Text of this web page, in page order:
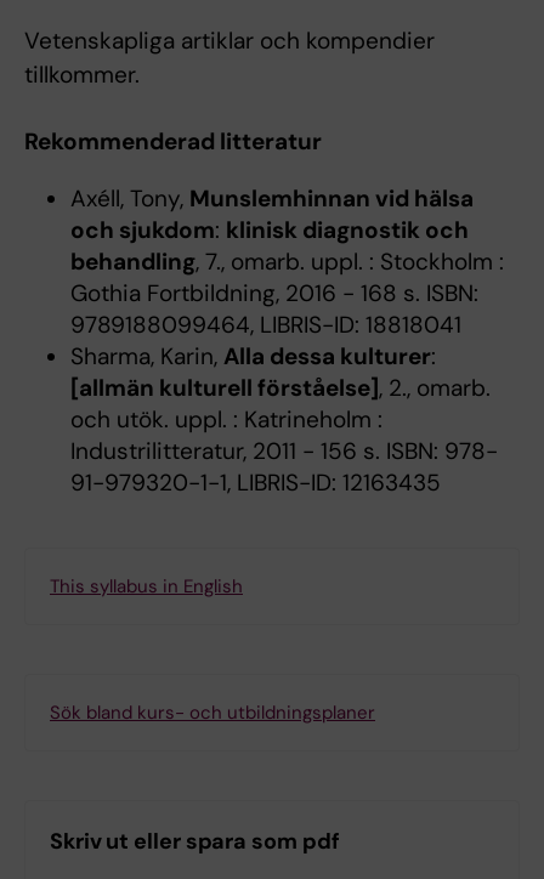
Vetenskapliga artiklar och kompendier
tillkommer.
Rekommenderad litteratur
Axéll, Tony, Munslemhinnan vid hälsa
och sjukdom: klinisk diagnostik och
behandling, 7., omarb. uppl. : Stockholm :
Gothia Fortbildning, 2016 - 168 s. ISBN:
9789188099464, LIBRIS-ID: 18818041
Sharma, Karin, Alla dessa kulturer:
[allmän kulturell förståelse], 2., omarb.
och utök. uppl. : Katrineholm :
Industrilitteratur, 2011 - 156 s. ISBN: 978-
91-979320-1-1, LIBRIS-ID: 12163435
This syllabus in English
Sök bland kurs- och utbildningsplaner
Skriv ut eller spara som pdf